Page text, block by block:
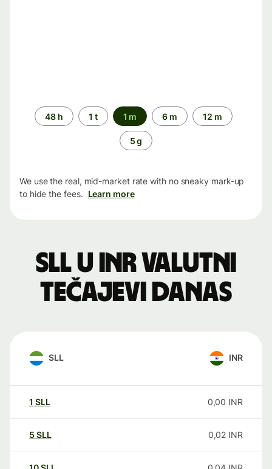
Time
period
48 h 1 t 1 m 6 m 12 m
5 g
We use the real, mid-market rate with no sneaky mark-up
to hide the fees. Learn more
SLL u INR valutni
tečajevi danas
SLL INR
1 SLL 0,00 INR
5 SLL 0,02 INR